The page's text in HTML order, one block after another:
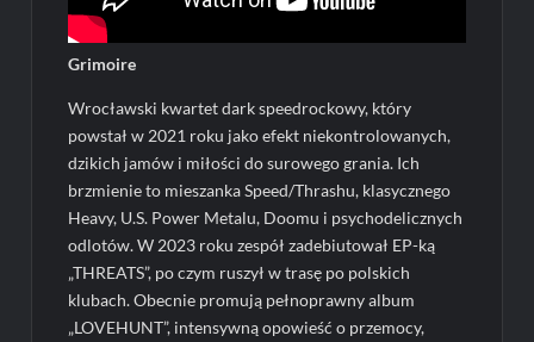
Grimoire
Wrocławski kwartet dark speedrockowy, który
powstał w 2021 roku jako efekt niekontrolowanych,
dzikich jamów i miłości do surowego grania. Ich
brzmienie to mieszanka Speed/Thrashu, klasycznego
Heavy, U.S. Power Metalu, Doomu i psychodelicznych
odlotów. W 2023 roku zespół zadebiutował EP-ką
„THREATS”, po czym ruszył w trasę po polskich
klubach. Obecnie promują pełnoprawny album
„LOVEHUNT”, intensywną opowieść o przemocy,